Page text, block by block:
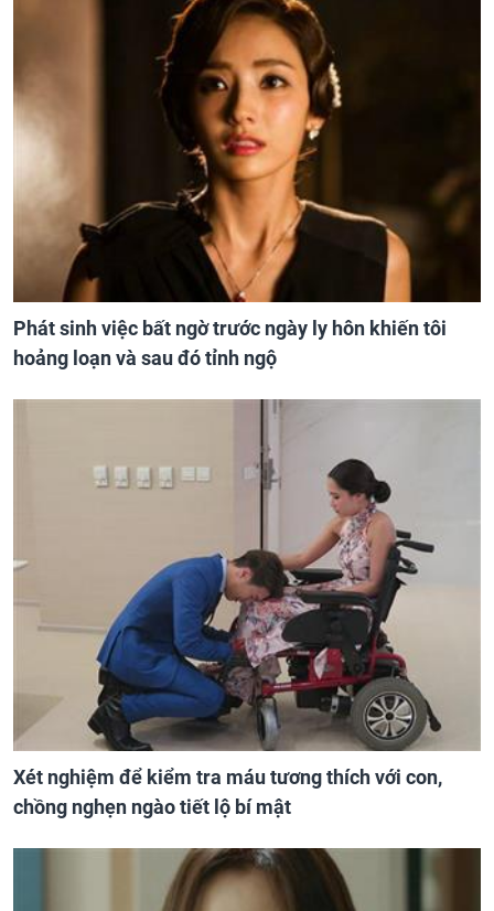
Phát sinh việc bất ngờ trước ngày ly hôn khiến tôi
hoảng loạn và sau đó tỉnh ngộ
Xét nghiệm để kiểm tra máu tương thích với con,
chồng nghẹn ngào tiết lộ bí mật